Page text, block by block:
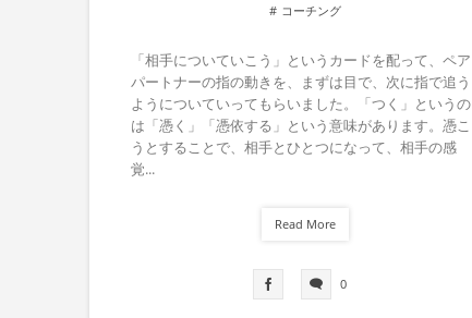
コーチング
「相手についていこう」というカードを配って、ペア
パートナーの指の動きを、まずは目で、次に指で追う
ようについていってもらいました。「つく」というの
は「憑く」「憑依する」という意味があります。憑こ
うとすることで、相手とひとつになって、相手の感
覚...
Read More
0